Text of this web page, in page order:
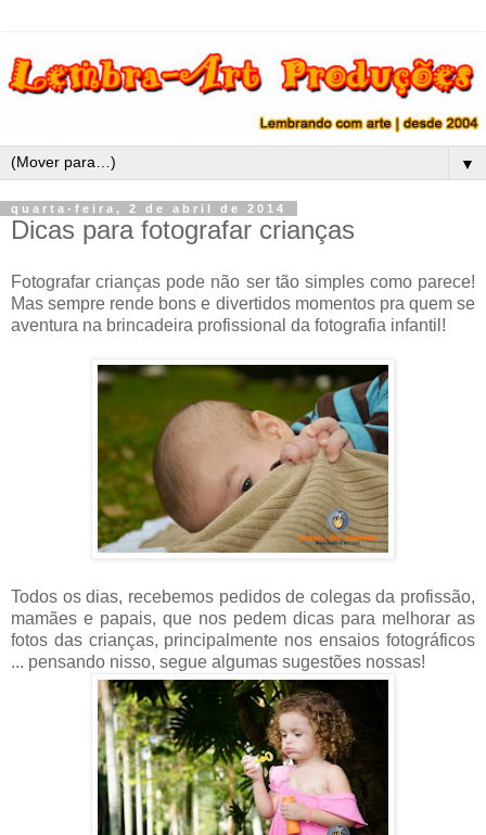
▼
quarta-feira, 2 de abril de 2014
Dicas para fotografar crianças
Fotografar crianças pode não ser tão simples como parece!
Mas sempre rende bons e divertidos momentos pra quem se
aventura na brincadeira profissional da fotografia infantil!
Todos os dias, recebemos pedidos de colegas da profissão,
mamães e papais, que nos pedem dicas para melhorar as
fotos das crianças, principalmente nos ensaios fotográficos
... pensando nisso, segue algumas sugestões nossas!